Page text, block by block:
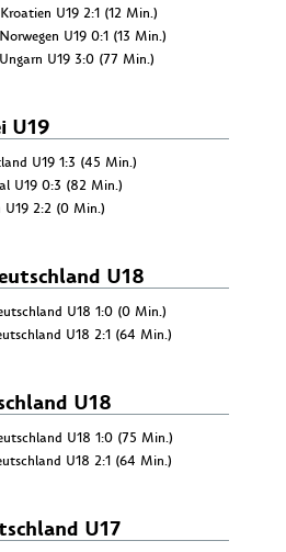
U19 2:1 (12 Min.)
U19 0:1 (13 Min.)
U19 3:0 (77 Min.)
U19
U19 1:3 (45 Min.)
U19 0:3 (82 Min.)
U19 2:2 (0 Min.)
U18
U18 1:0 (0 Min.)
U18 2:1 (64 Min.)
U18
U18 1:0 (75 Min.)
U18 2:1 (64 Min.)
U17